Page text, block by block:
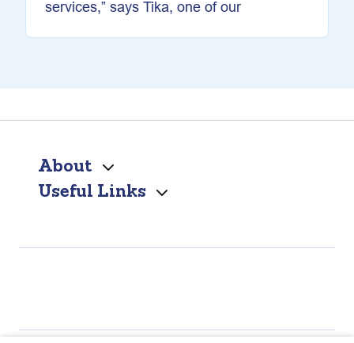
services,” says Tika, one of our
About
Useful Links